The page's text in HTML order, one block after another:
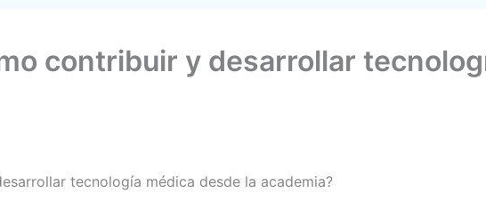
contribuir y desarrollar
tecnología médica desde la academia?